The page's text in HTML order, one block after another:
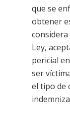
que se
obtener
considera
Ley,
pericial
ser
el tipo de